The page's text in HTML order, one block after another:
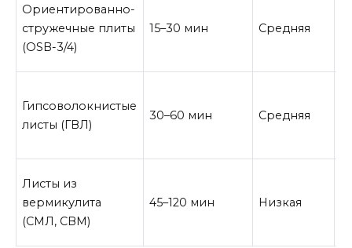
Ориентированно-
стружечные плиты
(OSB-3/4)
15–30 мин Средняя
Гипсоволокнистые
листы (ГВЛ)
30–60 мин Средняя
Листы из
вермикулита
(СМЛ, СВМ)
45–120 мин Низкая